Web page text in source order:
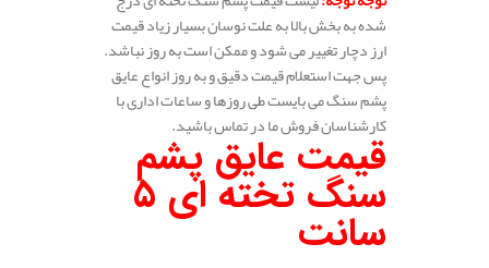
شده به بخش بالا به علت نوسان بسیار زیاد قیمت
ارز دچار تغییر می شود و ممکن است به روز نباشد.
پس جهت استعلام قیمت دقیق و به روز انواع عایق
پشم سنگ می بایست طی روزها و ساعات اداری با
کارشناسان فروش ما در تماس باشید.
قیمت عایق پشم
سنگ تخته ای 5
سانت